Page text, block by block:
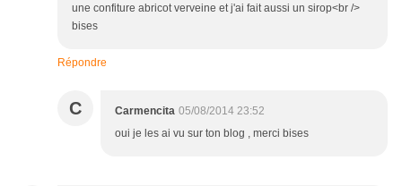
une confiture abricot verveine et j'ai fait aussi un sirop<br />
bises
Répondre
C Carmencita 05/08/2014 23:52
oui je les ai vu sur ton blog , merci bises